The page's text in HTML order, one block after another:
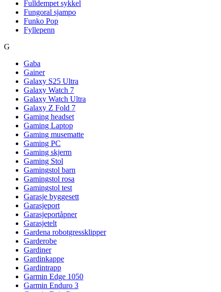
Fulldempet sykkel
Fungoral sjampo
Funko Pop
Fyllepenn
G
Gaba
Gainer
Galaxy S25 Ultra
Galaxy Watch 7
Galaxy Watch Ultra
Galaxy Z Fold 7
Gaming headset
Gaming Laptop
Gaming musematte
Gaming PC
Gaming skjerm
Gaming Stol
Gamingstol barn
Gamingstol rosa
Gamingstol test
Garasje byggesett
Garasjeport
Garasjeportåpner
Garasjetelt
Gardena robotgressklipper
Garderobe
Gardiner
Gardinkappe
Gardintrapp
Garmin Edge 1050
Garmin Enduro 3